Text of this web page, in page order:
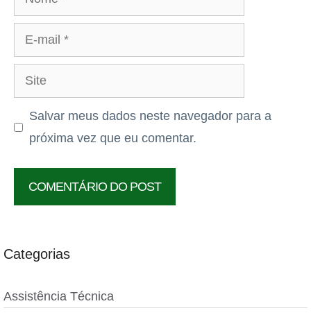
mail
Site
Salvar meus dados neste navegador para a
próxima vez que eu comentar.
Categorias
Assistência Técnica